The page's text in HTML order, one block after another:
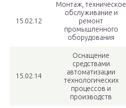
15.02.12
Монтаж, техническое
обслуживание и
ремонт
промышленного
оборудования
15.02.14
Оснащение
средствами
автоматизации
технологических
процессов и
производств